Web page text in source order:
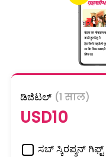
ಡಿಜಿಟಲ್ (1 साल)
USD10
ಸಬ್ ಸ್ಕಿರಪ್ಶನ್